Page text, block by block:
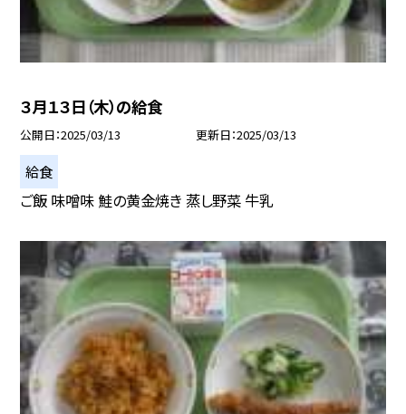
３月１３日（木）の給食
公開日 2025/03/13 更新日 2025/03/13
給食
ご飯 味噌味 鮭の黄金焼き 蒸し野菜 牛乳